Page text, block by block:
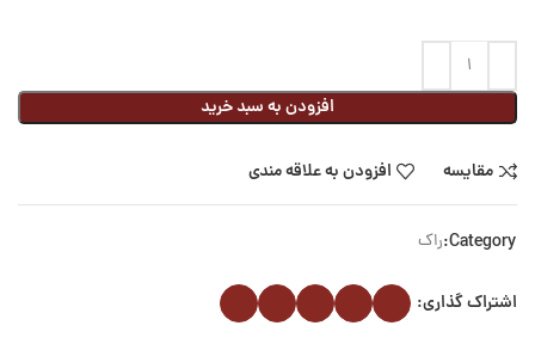
افزودن به سبد خرید
مقایسه افزودن به علاقه مندی
Category: راک
اشتراک گذاری: